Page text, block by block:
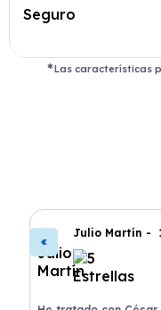
Seguro
Las características
Julio Martín -